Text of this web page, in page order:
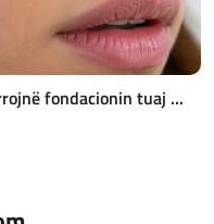
fondacionin tuaj ...